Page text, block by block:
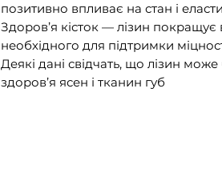
позитивно впливає на стан і
Здоров’я кісток — лізин покращує
необхідного для підтримки
Деякі дані свідчать, що лізин
здоров’я ясен і тканин губ